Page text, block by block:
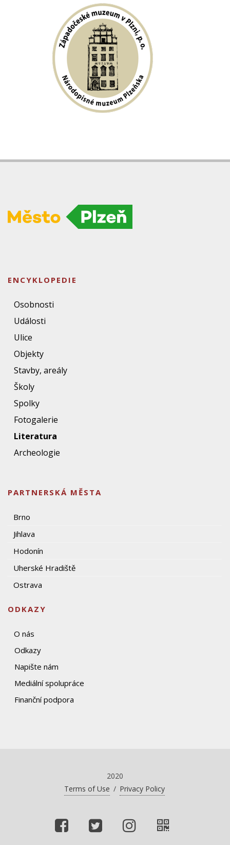
ENCYKLOPEDIE
Osobnosti
Události
Ulice
Objekty
Stavby, areály
Školy
Spolky
Fotogalerie
Literatura
Archeologie
PARTNERSKÁ MĚSTA
Brno
Jihlava
Hodonín
Uherské Hradiště
Ostrava
ODKAZY
O nás
Odkazy
Napište nám
Mediální spolupráce
Finanční podpora
2020
Terms of Use / Privacy Policy